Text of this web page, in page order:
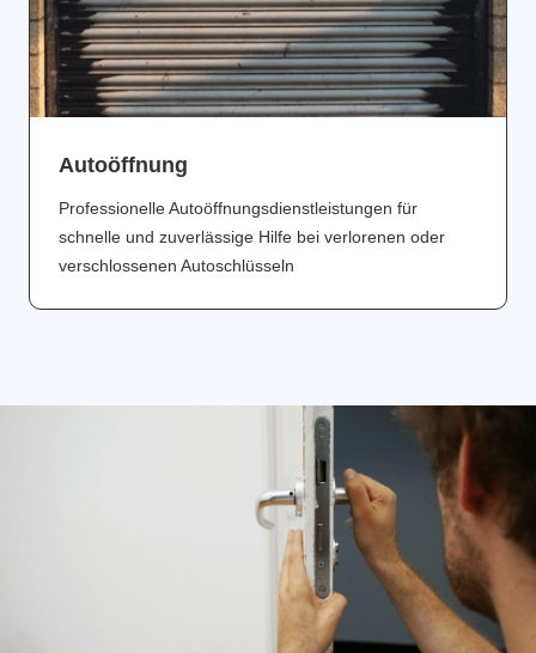
Аutoöffnung
Professionelle Autoöffnungsdienstleistungen für
schnelle und zuverlässige Hilfe bei verlorenen oder
verschlossenen Autoschlüsseln